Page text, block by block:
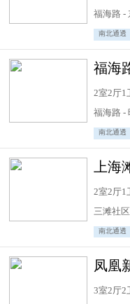
福海路 -
南北通透
2室2厅1
福海路 -
南北通透
2室2厅1
三滩社
南北通透
3室2厅2